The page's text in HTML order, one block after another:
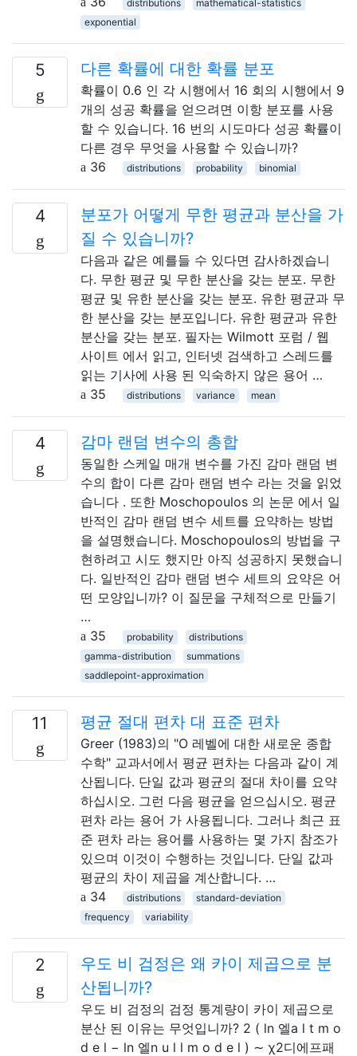
distributions
mathematical-statistics
exponential
5 다른 확률에 대한 확률 분포
확률이 0.6 인 각 시행에서 16 회의 시행에서 9
개의 성공 확률을 얻으려면 이항 분포를 사용
할 수 있습니다. 16 번의 시도마다 성공 확률이
다른 경우 무엇을 사용할 수 있습니까?
36
distributions probability binomial
4
분포가 어떻게 무한 평균과 분산을 가
질 수 있습니까?
다음과 같은 예를들 수 있다면 감사하겠습니
다. 무한 평균 및 무한 분산을 갖는 분포. 무한
평균 및 유한 분산을 갖는 분포. 유한 평균과 무
한 분산을 갖는 분포입니다. 유한 평균과 유한
분산을 갖는 분포. 필자는 Wilmott 포럼 / 웹
사이트 에서 읽고, 인터넷 검색하고 스레드를
읽는 기사에 사용 된 익숙하지 않은 용어 …
35
distributions variance mean
4 감마 랜덤 변수의 총합
동일한 스케일 매개 변수를 가진 감마 랜덤 변
수의 합이 다른 감마 랜덤 변수 라는 것을 읽었
습니다 . 또한 Moschopoulos 의 논문 에서 일
반적인 감마 랜덤 변수 세트를 요약하는 방법
을 설명했습니다. Moschopoulos의 방법을 구
현하려고 시도 했지만 아직 성공하지 못했습니
다. 일반적인 감마 랜덤 변수 세트의 요약은 어
떤 모양입니까? 이 질문을 구체적으로 만들기
…
35
probability
distributions
gamma-distribution
summations
saddlepoint-approximation
11 평균 절대 편차 대 표준 편차
Greer (1983)의 "O 레벨에 대한 새로운 종합
수학" 교과서에서 평균 편차는 다음과 같이 계
산됩니다. 단일 값과 평균의 절대 차이를 요약
하십시오. 그런 다음 평균을 얻으십시오. 평균
편차 라는 용어 가 사용됩니다. 그러나 최근 표
준 편차 라는 용어를 사용하는 몇 가지 참조가
있으며 이것이 수행하는 것입니다. 단일 값과
평균의 차이 제곱을 계산합니다. …
34
distributions
standard-deviation
frequency
variability
2
우도 비 검정은 왜 카이 제곱으로 분
산됩니까?
우도 비 검정의 검정 통계량이 카이 제곱으로
분산 된 이유는 무엇입니까? 2 ( ln 엘a l t m o
d e l − ln 엘n u l l m o d e l ) ∼ χ2디에프패